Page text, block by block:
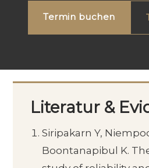
Termin buchen
Literatur &
Siripakarn Y,
Boontanapibul K.